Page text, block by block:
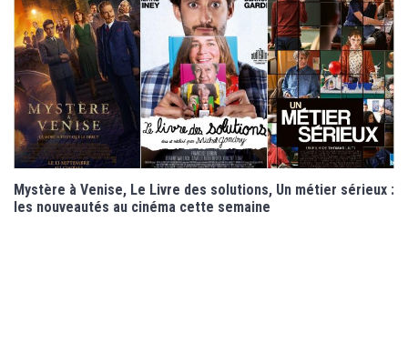
Mystère à Venise, Le Livre des solutions, Un métier sérieux :
les nouveautés au cinéma cette semaine